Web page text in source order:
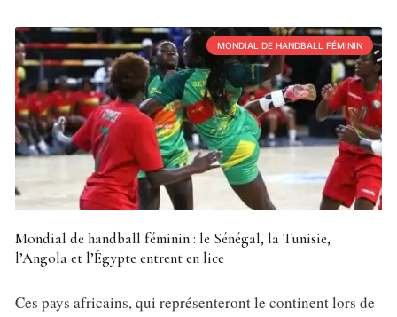
MONDIAL DE HANDBALL FÉMININ
Mondial de handball féminin : le Sénégal, la Tunisie,
l’Angola et l’Égypte entrent en lice
Ces pays africains, qui représenteront le continent lors de